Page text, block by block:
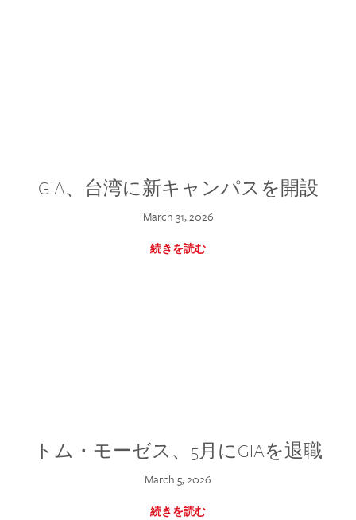
GIA、台湾に新キャンパスを開設
March 31, 2026
続きを読む
トム・モーゼス、5月にGIAを退職
March 5, 2026
続きを読む